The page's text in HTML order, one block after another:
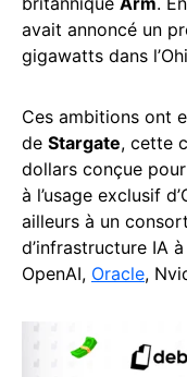
avait annoncé un
gigawatts dans
Ces ambitions ont
de Stargate, cette
dollars conçue
à l’usage exclusif
ailleurs à un
d’infrastructure IA
OpenAI, Oracle,